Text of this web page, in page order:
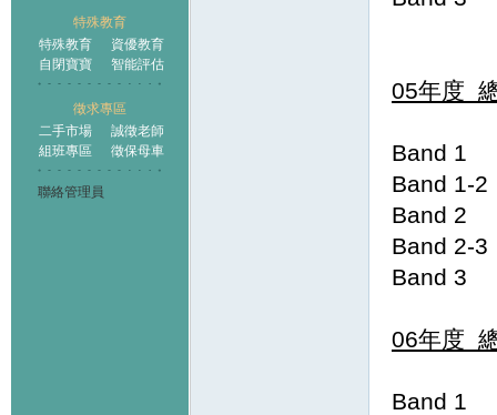
特殊教育
特殊教育
資優教育
自閉寶寶
智能評估
徵求專區
二手市場
誠徵老師
組班專區
徵保母車
聯絡管理員
05年度
Band
Band
Band
Band
06年度
Band